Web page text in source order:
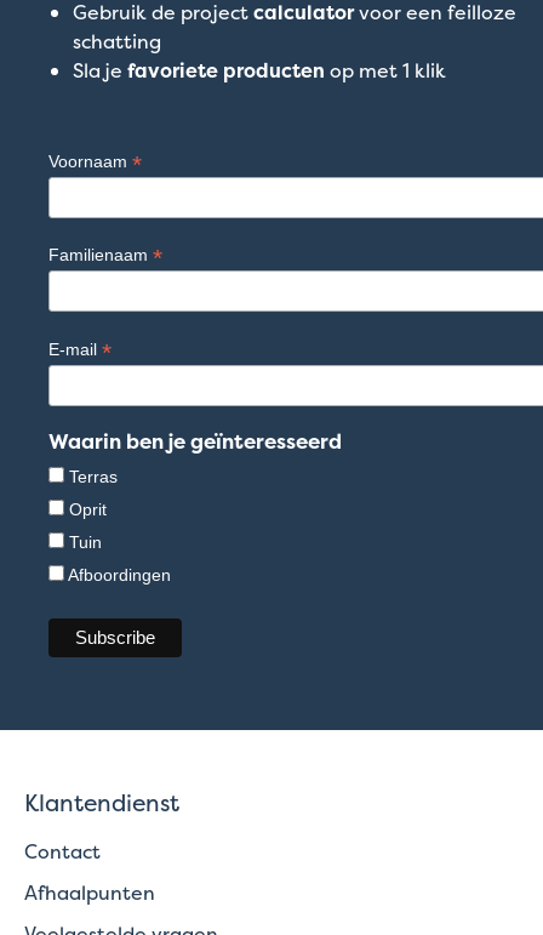
Gebruik de projectcalculatorvoor een feilloze
schatting
Sla je favoriete producten op met 1 klik
Voornaam *
Familienaam *
E-mail *
Waarin ben je geïnteresseerd
Terras
Oprit
Tuin
Afboordingen
Klantendienst
Contact
Afhaalpunten